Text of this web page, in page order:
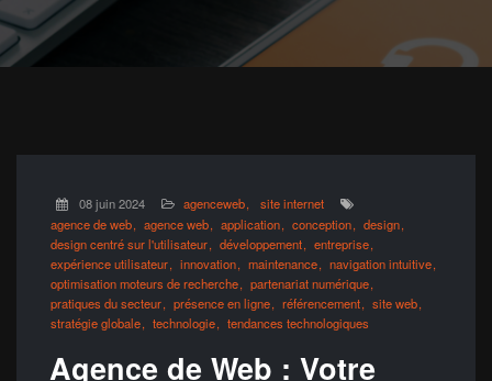
08 juin 2024 agenceweb
site internet
agence de web
agence web application conception
design
design centré sur l'utilisateur
développement
entreprise
expérience utilisateur
innovation maintenance
navigation intuitive
optimisation moteurs de recherche
partenariat numérique
pratiques du secteur
présence en ligne référencement
site web
stratégie globale
technologie tendances technologiques
Agence de Web : Votre